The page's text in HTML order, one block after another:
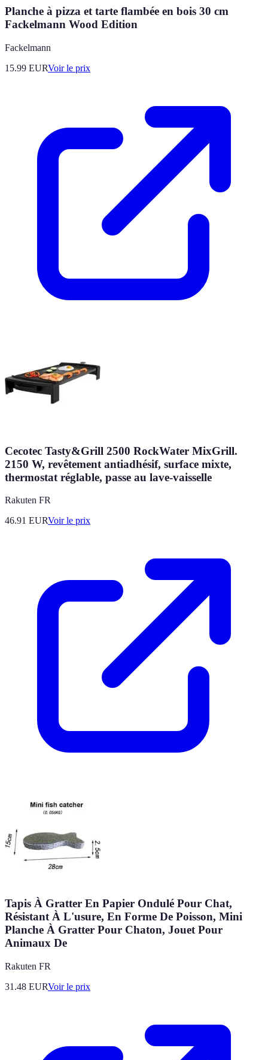
Planche à pizza et tarte flambée en bois 30 cm
Fackelmann Wood Edition
Fackelmann
15.99 EURVoir le prix
Cecotec Tasty&Grill 2500 RockWater MixGrill.
2150 W, revêtement antiadhésif, surface mixte,
thermostat réglable, passe au lave-vaisselle
Rakuten FR
46.91 EURVoir le prix
Tapis À Gratter En Papier Ondulé Pour Chat,
Résistant À L'usure, En Forme De Poisson, Mini
Planche À Gratter Pour Chaton, Jouet Pour
Animaux De
Rakuten FR
31.48 EURVoir le prix